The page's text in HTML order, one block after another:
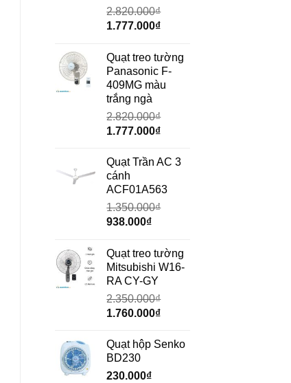
2.820.000₫
Giá
là:
2.820.000₫.
1.777.000₫Giá
tại
là:
1.777.000₫.
Quạt treo tường
Panasonic F-
409MG màu
trắng ngà
2.820.000₫
Giá
là:
2.820.000₫.
1.777.000₫Giá
tại
1.777.000₫.
Quạt Trần AC 3
cánh
ACF01A563
1.350.000₫
Giá
là:
1.350.000₫.
938.000₫Giá
tại
là:
938.000₫.
Quạt treo tường
Mitsubishi W16-
RA CY-GY
2.350.000₫
Giá
là:
2.350.000₫.
1.760.000₫Giá
tại
Quạt hộp Senko
BD230
230.000₫